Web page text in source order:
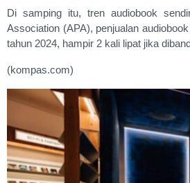
Di samping itu, tren audiobook
Association (APA), penjualan
tahun 2024, hampir 2 kali lipat jika
(kompas.com)